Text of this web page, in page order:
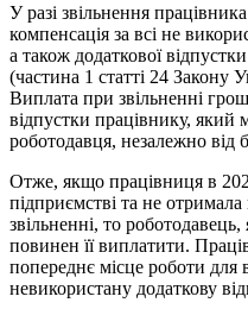
У разі звільнення
компенсація за всі не
а також додаткової
(частина 1 статті 24 Закону
Виплата при звільненні
відпустки працівнику, який
роботодавця, незалежно від
Отже, якщо працівниця в
підприємстві та не
звільненні, то
повинен її виплатити.
попереднє місце роботи для
невикористану додаткову